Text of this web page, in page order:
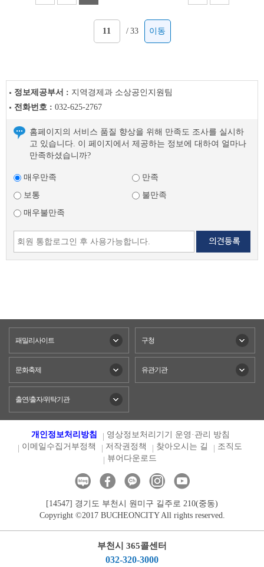
/ 33 이동
정보제공부서 : 지역경제과 소상공인지원팀
전화번호 : 032-625-2767
홈페이지의 서비스 품질 향상을 위해 만족도 조사를 실시하
고 있습니다. 이 페이지에서 제공하는 정보에 대하여 얼마나
만족하셨습니까?
매우만족
만족
보통
불만족
매우불만족
패밀리사이트 구청
문화축제 유관기관
출연/출자/위탁기관
개인정보처리방침
영상정보처리기기 운영·관리 방침
이메일수집거부정책
저작권정책 찾아오시는 길
조직도
뷰어다운로드
[14547] 경기도 부천시 원미구 길주로 210(중동)
Copyright ©2017 BUCHEONCITY All rights reserved.
부천시 365콜센터
032-320-3000